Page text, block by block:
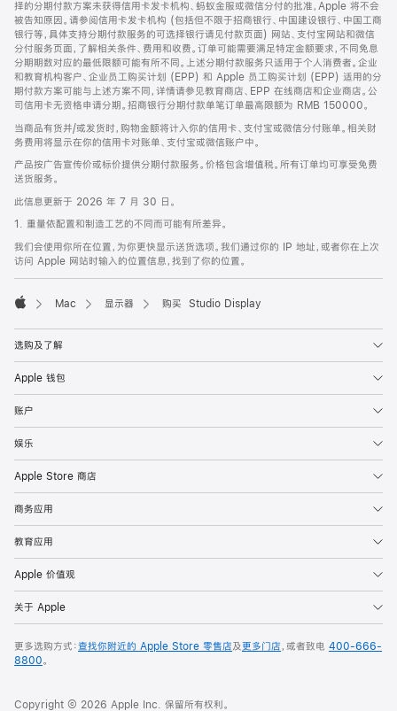
择的分期付款方案未获得信用卡发卡机构、蚂蚁金服或微信分付的批准，Apple 将不会
被告知原因。请参阅信用卡发卡机构 (包括但不限于招商银行、中国建设银行、中国工商
银行等，具体支持分期付款服务的可选择银行请见付款页面) 网站、支付宝网站和微信
分付服务页面，了解相关条件、费用和收费。订单可能需要满足特定金额要求，不同免息
分期期数对应的最低限额可能有所不同。上述分期付款服务只适用于个人消费者。企业
和教育机构客户、企业员工购买计划 (EPP) 和 Apple 员工购买计划 (EPP) 适用的分
期付款方案可能与上述方案不同，详情请参见教育商店、EPP 在线商店和企业商店。公
司信用卡无资格申请分期。招商银行分期付款单笔订单最高限额为 RMB 150000。
当商品有货并/或发货时，购物金额将计入你的信用卡、支付宝或微信分付账单。相关财
务费用将显示在你的信用卡对账单、支付宝或微信账户中。
产品按广告宣传价或标价提供分期付款服务。价格包含增值税。所有订单均可享受免费
送货服务。
此信息更新于 2026 年 7 月 30 日。
1. 重量依配置和制造工艺的不同而可能有所差异。
我们会使用你所在位置，为你更快显示送货选项。我们通过你的 IP 地址，或者你在上次
访问 Apple 网站时输入的位置信息，找到了你的位置。
Mac 显示器 购买 Studio Display
选购及了解
Apple 钱包
账户
娱乐
Apple Store 商店
商务应用
教育应用
Apple 价值观
关于 Apple
更多选购方式：查找你附近的 Apple Store 零售店及更多门店，或者致电 400-666-
8800。
Copyright © 2026 Apple Inc. 保留所有权利。